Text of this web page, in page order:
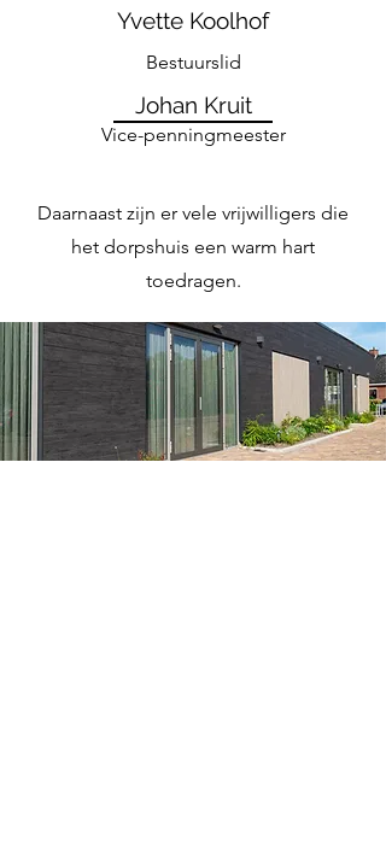
Yvette Koolhof
Bestuurslid
Johan Kruit
Vice-penningmeester
Daarnaast zijn er vele vrijwilligers die
het dorpshuis een warm hart
toedragen.